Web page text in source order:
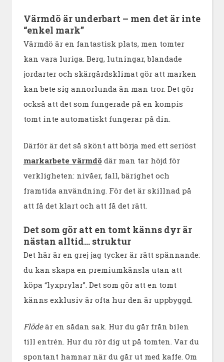
Värmdö är underbart – men det är inte
“enkel mark”
Värmdö är en fantastisk plats, men tomter
kan vara luriga. Berg, lutningar, blandade
jordarter och skärgårdsklimat gör att marken
kan bete sig annorlunda än man tror. Det gör
också att det som fungerade på en kompis
tomt inte automatiskt fungerar på din.
Därför är det så skönt att börja med ett seriöst
markarbete värmdö där man tar höjd för
verkligheten: nivåer, fall, bärighet och
framtida användning. För det är skillnad på
att få det klart och att få det rätt.
Det som gör att en tomt känns dyr är
nästan alltid… struktur
Det här är en grej jag tycker är rätt spännande:
du kan skapa en premiumkänsla utan att
köpa “lyxprylar”. Det som gör att en tomt
känns exklusiv är ofta hur den är uppbyggd.
Flödeär en sådan sak. Hur du går från bilen
till entrén. Hur du rör dig ut på tomten. Var du
spontant hamnar när du går ut med kaffe. Om